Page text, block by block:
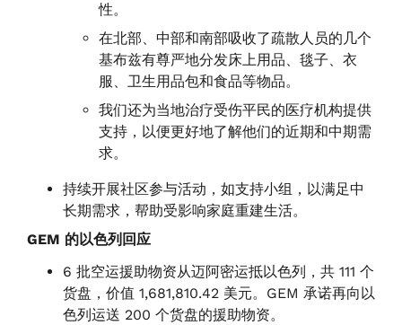
性。
在北部、中部和南部吸收了疏散人员的几个
基布兹有尊严地分发床上用品、毯子、衣
服、卫生用品包和食品等物品。
我们还为当地治疗受伤平民的医疗机构提供
支持，以便更好地了解他们的近期和中期需
求。
持续开展社区参与活动，如支持小组，以满足中
长期需求，帮助受影响家庭重建生活。
GEM 的以色列回应
6 批空运援助物资从迈阿密运抵以色列，共 111 个
货盘，价值 1,681,810.42 美元。GEM 承诺再向以
色列运送 200 个货盘的援助物资。